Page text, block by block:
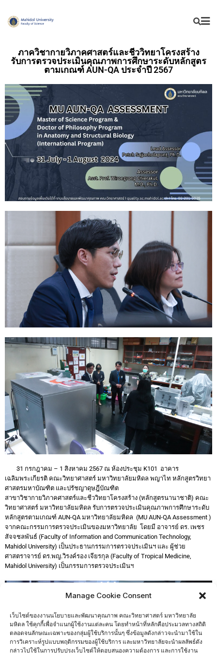
Manage Cookie Consent
เว็บไซต์ของงานนโยบายและพัฒนาคุณภาพ คณะวิทยาศาสตร์ มหาวิทยาลัย
มหิดล ใช้คุกกี้เพื่อจำแนกผู้ใช้งานแต่ละคน โดยทำหน้าที่หลักคือประมวลทางสถิติ
ตลอดจนลักษณะเฉพาะของกลุ่มผู้ใช้บริการนั้นๆ ซึ่งข้อมูลดังกล่าวจะนำมาใช้ใน
การวิเคราะห์รูปแบบพฤติกรรมของผู้ใช้บริการ และมหาวิทยาลัยจะนำผลลัพธ์ดัง
กล่าวไปใช้ในการปรับปรุงเว็บไซต์ให้ตอบสนองความต้องการ และการใช้งาน
ภาควิชากายวิภาคศาสตร์และชีววิทยาโครงสร้าง
รับการตรวจประเมินคุณภาพการศึกษาระดับหลักสูตร
ตามเกณฑ์ AUN-QA ประจำปี 2567
31 กรกฎาคม – 1 สิงหาคม 2567 ณ ห้องประชุม K101 อาคาร
เฉลิมพระเกียรติ คณะวิทยาศาสตร์ มหาวิทยาลัยมหิดล พญาไท หลักสูตรวิทยา
ศาสตรมหาบัณฑิต และปรัชญาดุษฎีบัณฑิต
สาขาวิชากายวิภาคศาสตร์และชีววิทยาโครงสร้าง (หลักสูตรนานาชาติ) คณะ
วิทยาศาสตร์ มหาวิทยาลัยมหิดล รับการตรวจประเมินคุณภาพการศึกษาระดับ
หลักสูตรตามเกณฑ์ AUN-QA มหาวิทยาลัยมหิดล (MU AUN-QA Assessment )
จากคณะกรรมการตรวจประเมินของมหาวิทยาลัย โดยมี อาจารย์ ดร. เพชร
สัจจชลพันธ์ (Faculty of Information and Communication Technology,
Mahidol University) เป็นประธานกรรมการตรวจประเมินฯ และ ผู้ช่วย
ศาสตราจารย์ ดร.พญ.วิรงค์รอง เจียรกุล (Faculty of Tropical Medicine,
Mahidol University) เป็นกรรมการตรวจประเมินฯ